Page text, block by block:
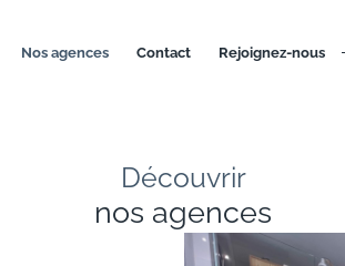
nos agences contact rejoignez-nous
Découvrir
nos agences